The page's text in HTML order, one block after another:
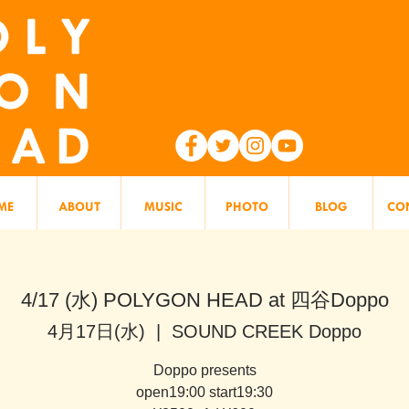
ABOUT MUSIC PHOTO BLOG
4/17 (水) POLYGON HEAD at 四谷Doppo
4月17日(水) SOUND CREEK Doppo
Doppo presents
open19:00 start19:30